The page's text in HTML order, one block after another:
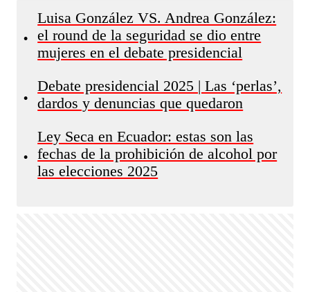
•
Luisa González VS. Andrea González:
el round de la seguridad se dio entre
mujeres en el debate presidencial
•
Debate presidencial 2025 | Las ‘perlas’,
dardos y denuncias que quedaron
•
Ley Seca en Ecuador: estas son las
fechas de la prohibición de alcohol por
las elecciones 2025